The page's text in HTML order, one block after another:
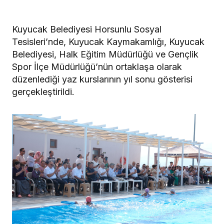
Kuyucak Belediyesi Horsunlu Sosyal
Tesisleri’nde, Kuyucak Kaymakamlığı, Kuyucak
Belediyesi, Halk Eğitim Müdürlüğü ve Gençlik
Spor İlçe Müdürlüğü’nün ortaklaşa olarak
düzenlediği yaz kurslarının yıl sonu gösterisi
gerçekleştirildi.